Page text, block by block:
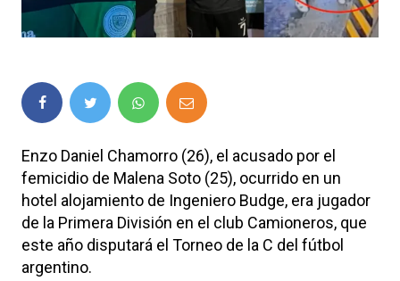
Enzo Daniel Chamorro (26), el acusado por el
femicidio de Malena Soto (25), ocurrido en un
hotel alojamiento de Ingeniero Budge, era jugador
de la Primera División en el club Camioneros, que
este año disputará el Torneo de la C del fútbol
argentino.